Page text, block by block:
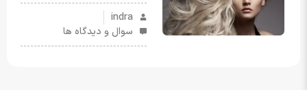
indra
سوال و دیدگاه ها